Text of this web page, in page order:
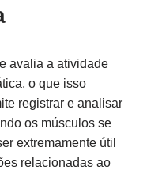
avalia a atividade
o que isso
registrar e analisar
os músculos se
extremamente útil
relacionadas ao